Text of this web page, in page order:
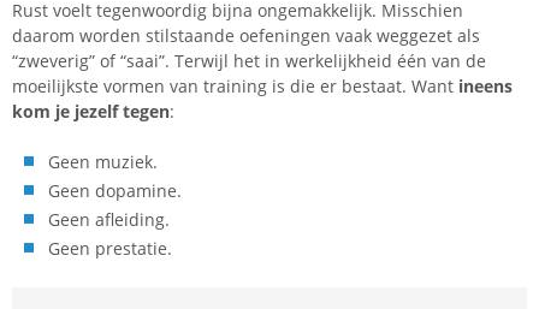
Rust voelt tegenwoordig bijna ongemakkelijk. Misschien
daarom worden stilstaande oefeningen vaak weggezet als
“zweverig” of “saai”. Terwijl het in werkelijkheid één van de
moeilijkste vormen van training is die er bestaat. Want ineens
kom je jezelf tegen:
Geen muziek.
Geen dopamine.
Geen afleiding.
Geen prestatie.